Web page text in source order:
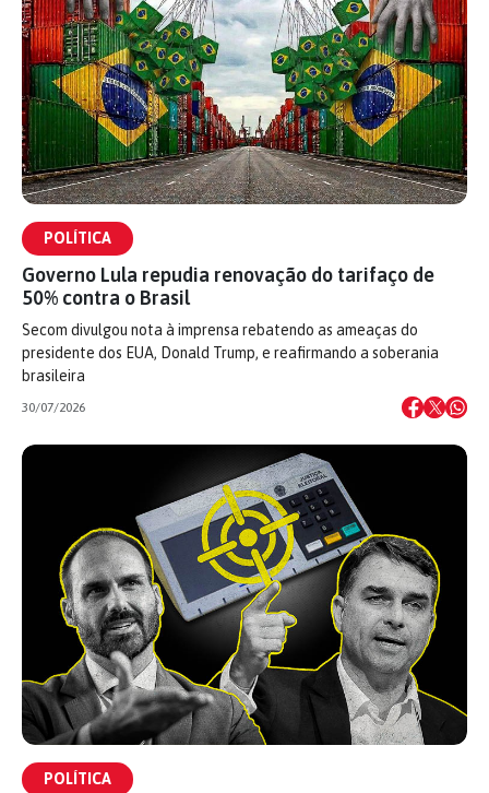
POLÍTICA
Governo Lula repudia renovação do tarifaço de
50% contra o Brasil
Secom divulgou nota à imprensa rebatendo as ameaças do
presidente dos EUA, Donald Trump, e reafirmando a soberania
brasileira
30/07/2026
POLÍTICA